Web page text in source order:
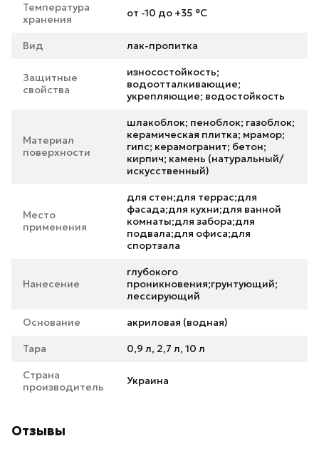
Температура
хранения
от -10 до +35 °С
Вид лак-пропитка
Защитные
свойства
износостойкость;
водоотталкивающие;
укрепляющие; водостойкость
Материал
поверхности
шлакоблок; пеноблок; газоблок;
керамическая плитка; мрамор;
гипс; керамогранит; бетон;
кирпич; камень (натуральный/
искусственный)
Место
применения
для стен;для террас;для
фасада;для кухни;для ванной
комнаты;для забора;для
подвала;для офиса;для
спортзала
Нанесение
глубокого
проникновения;грунтующий;
лессирующий
Основание акриловая (водная)
Тара 0,9 л, 2,7 л, 10 л
Страна
производитель
Украина
Отзывы